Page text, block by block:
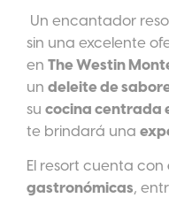
Un encantador
sin una excelente
en The Westin
un deleite de
su cocina centrada
te brindará una
El resort cuenta con
gastronómicas,